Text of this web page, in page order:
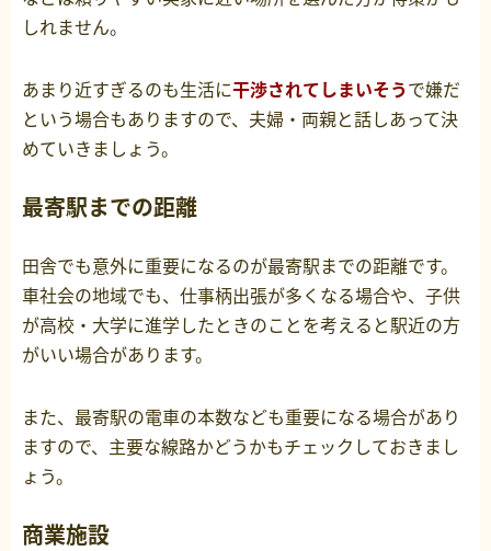
しれません。
あまり近すぎるのも生活に干渉されてしまいそうで嫌だ
という場合もありますので、夫婦・両親と話しあって決
めていきましょう。
最寄駅までの距離
田舎でも意外に重要になるのが最寄駅までの距離です。
車社会の地域でも、仕事柄出張が多くなる場合や、子供
が高校・大学に進学したときのことを考えると駅近の方
がいい場合があります。
また、最寄駅の電車の本数なども重要になる場合があり
ますので、主要な線路かどうかもチェックしておきまし
ょう。
商業施設